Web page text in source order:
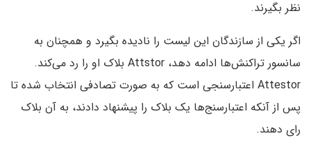
نظر بگیرند.
اگر یکی از سازندگان این لیست را نادیده بگیرد و همچنان به
سانسور تراکنش‌ها ادامه دهد، Attstor بلاک او را رد می‌کند.
Attestor اعتبارسنجی است که به صورت تصادفی انتخاب شده تا
پس از آنکه اعتبارسنج‌ها یک بلاک را پیشنهاد دادند، به آن بلاک
رای دهند.